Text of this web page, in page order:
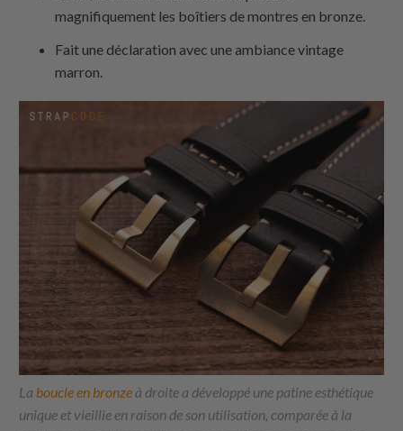
magnifiquement les boîtiers de montres en bronze.
Fait une déclaration avec une ambiance vintage
marron.
La boucle en bronzeà droite a développé une patine esthétique
unique et vieillie en raison de son utilisation, comparée à la